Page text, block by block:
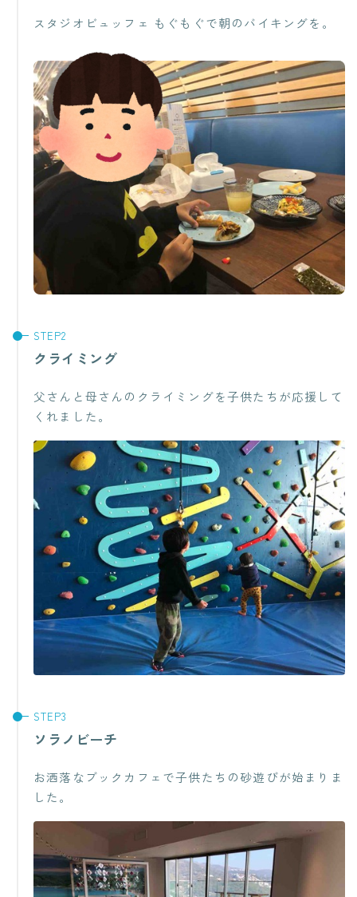
スタジオビュッフェ もぐもぐで朝のバイキングを。
クライミング
父さんと母さんのクライミングを子供たちが応援して
くれました。
ソラノビーチ
お洒落なブックカフェで子供たちの砂遊びが始まりま
した。